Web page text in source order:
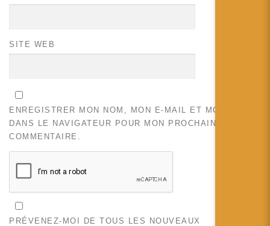
SITE WEB
ENREGISTRER MON NOM, MON E-MAIL ET MON SITE
DANS LE NAVIGATEUR POUR MON PROCHAIN
COMMENTAIRE.
PRÉVENEZ-MOI DE TOUS LES NOUVEAUX